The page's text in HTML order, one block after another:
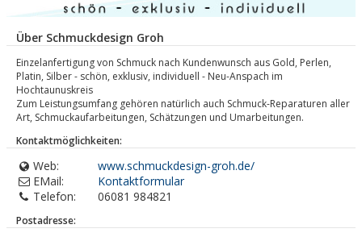
Über Schmuckdesign Groh
Einzelanfertigung von Schmuck nach Kundenwunsch aus Gold, Perlen,
Platin, Silber - schön, exklusiv, individuell - Neu-Anspach im
Hochtaunuskreis
Zum Leistungsumfang gehören natürlich auch Schmuck-Reparaturen aller
Art, Schmuckaufarbeitungen, Schätzungen und Umarbeitungen.
Kontaktmöglichkeiten:
Web:
www.schmuckdesign-groh.de/
EMail:
Kontaktformular
Telefon:
06081 984821
Postadresse: